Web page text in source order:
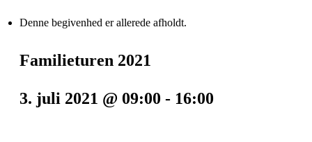
Denne begivenhed er allerede afholdt.
Familieturen 2021
3. juli 2021 @ 09:00 - 16:00